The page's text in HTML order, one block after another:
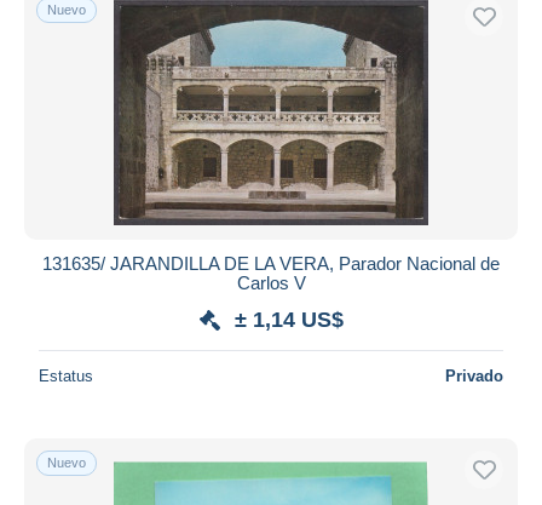
Nuevo
131635/ JARANDILLA DE LA VERA, Parador Nacional de
Carlos V
± 1,14 US$
Estatus Privado
Nuevo